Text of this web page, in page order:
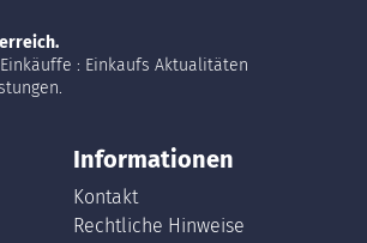
: Einkaufs Aktualitäten
Informationen
Kontakt
Rechtliche Hinweise